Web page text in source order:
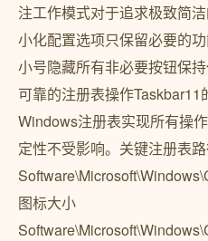
注工作模式对于追求极致简
小化配置选项只保留必要的
小号隐藏所有非必要按钮保
可靠的注册表操作
Windows注册表实现所有操
定性不受影响。关键注册表
图标大小